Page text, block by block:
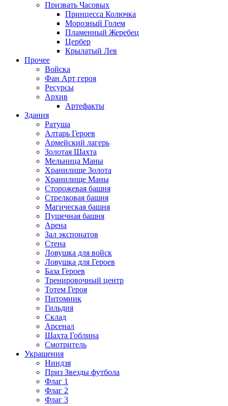
Призвать Часовых
Принцесса Колючка
Морозный Голем
Пламенный Жеребец
Цербер
Крылатый Лев
Прочее
Войска
Фан Арт героя
Ресурсы
Архив
Артефакты
Здания
Ратуша
Алтарь Героев
Армейский лагерь
Золотая Шахта
Мельница Маны
Хранилище Золота
Хранилище Маны
Сторожевая башня
Стрелковая башня
Магическая башня
Пушечная башня
Арена
Зал экспонатов
Стена
Ловушка для войск
Ловушка для Героев
База Героев
Тренировочный центр
Тотем Героя
Питомник
Гильдия
Склад
Арсенал
Шахта Гоблина
Смотритель
Украшения
Ниндзя
Приз Звезды футбола
Флаг 1
Флаг 2
Флаг 3